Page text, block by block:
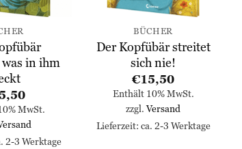
in ihm
MwSt.
2-3 Werktage
BÜCHER
Der Kopfübär streitet
sich nie!
€15,50
Enthält 10% MwSt.
zzgl.Versand
Lieferzeit: ca. 2-3 Werktage